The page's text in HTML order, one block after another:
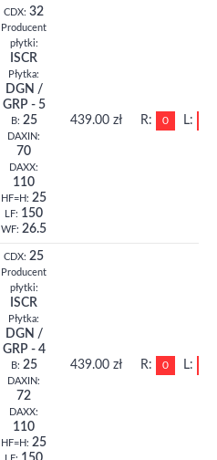
CDX: 32
Producent
płytki:
ISCR
Płytka:
DGN /
GRP - 5
B: 25
DAXIN:
70
DAXX:
110
HF=H: 25
LF: 150
WF: 26.5
439.00 zł R: 0 L:
CDX: 25
Producent
płytki:
ISCR
Płytka:
DGN /
GRP - 4
B: 25
DAXIN:
72
DAXX:
110
HF=H: 25
439.00 zł R: 0 L: